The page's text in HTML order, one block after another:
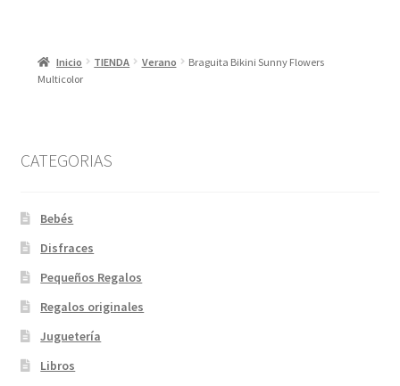
Inicio TIENDA Verano
Braguita Bikini Sunny Flowers
Multicolor
CATEGORIAS
Bebés
Disfraces
Pequeños Regalos
Regalos originales
Juguetería
Libros